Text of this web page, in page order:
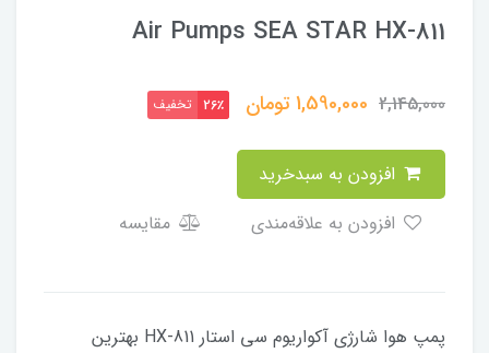
Air Pumps SEA STAR HX-811
2,145,000
1,590,000تومان 26٪ تخفیف
مقایسه
پمپ هوا شارژی آکواریوم سی استار HX-811 بهترین